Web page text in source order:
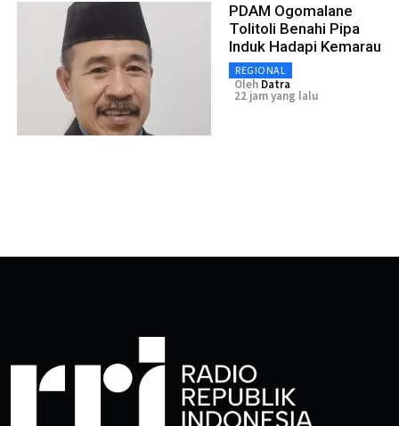
PDAM Ogomalane
Tolitoli Benahi Pipa
Induk Hadapi Kemarau
REGIONAL
Oleh Datra
22 jam yang lalu